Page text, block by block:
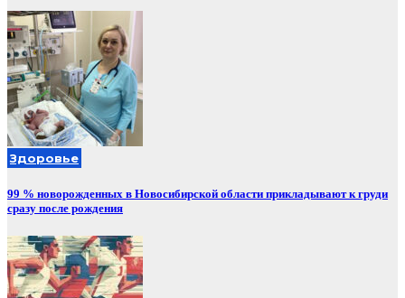
Здоровье
99 % новорожденных в Новосибирской области прикладывают к груди
сразу после рождения